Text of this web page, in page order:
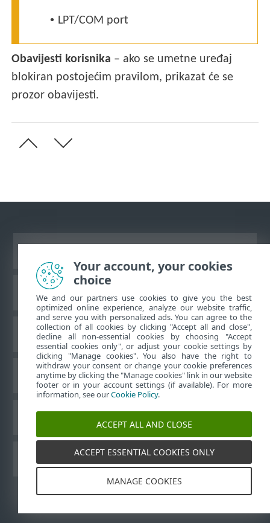
• LPT/COM port
Obavijesti korisnika – ako se umetne uređaj
blokiran postojećim pravilom, prikazat će se
prozor obavijesti.
ESET-ova baza znanja
ESET-ov forum
Regionalna podrška
Drugi proizvodi tvrtke ESET
©1992-2026ESET, spol. s r.o. – Sva prava pridržana.
Your account, your cookies
choice
We and our partners use cookies to give you the best
optimized online experience, analyze our website traffic,
and serve you with personalized ads. You can agree to the
collection of all cookies by clicking "Accept all and close",
decline all non-essential cookies by choosing "Accept
essential cookies only", or adjust your cookie settings by
clicking "Manage cookies". You also have the right to
withdraw your consent or change your cookie preferences
anytime by clicking the "Manage cookies" link in our website
footer or in your account settings (if available). For more
information, see ourCookie Policy.
ACCEPT ALL AND CLOSE
ACCEPT ESSENTIAL COOKIES ONLY
MANAGE COOKIES